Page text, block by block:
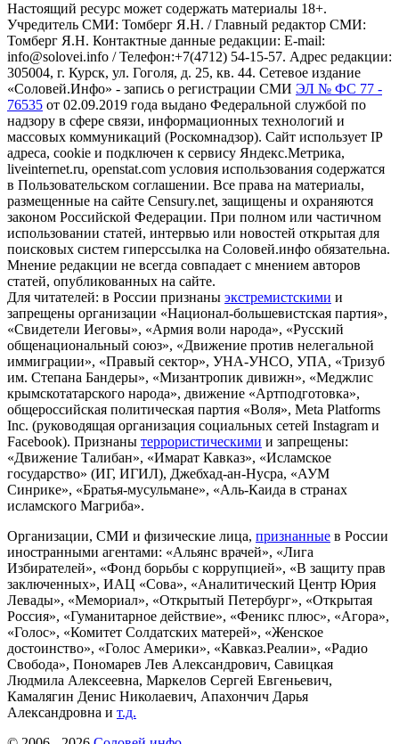
Настоящий ресурс может содержать материалы 18+.
Учредитель СМИ: Томберг Я.Н. / Главный редактор СМИ:
Томберг Я.Н. Контактные данные редакции: E-mail:
info@solovei.info / Телефон:+7(4712) 54-15-57. Адрес редакции:
305004, г. Курск, ул. Гоголя, д. 25, кв. 44. Сетевое издание
«Соловей.Инфо» - запись о регистрации СМИ ЭЛ № ФС 77 -
76535 от 02.09.2019 года выдано Федеральной службой по
надзору в сфере связи, информационных технологий и
массовых коммуникаций (Роскомнадзор). Сайт использует IP
адреса, cookie и подключен к сервису Яндекс.Метрика,
liveinternet.ru, openstat.com условия использования содержатся
в Пользовательском соглашении. Все права на материалы,
размещенные на сайте Censury.net, защищены и охраняются
законом Российской Федерации. При полном или частичном
использовании статей, интервью или новостей открытая для
поисковых систем гиперссылка на Соловей.инфо обязательна.
Мнение редакции не всегда совпадает с мнением авторов
статей, опубликованных на сайте.
Для читателей: в России признаны экстремистскими и
запрещены организации «Национал-большевистская партия»,
«Свидетели Иеговы», «Армия воли народа», «Русский
общенациональный союз», «Движение против нелегальной
иммиграции», «Правый сектор», УНА-УНСО, УПА, «Тризуб
им. Степана Бандеры», «Мизантропик дивижн», «Меджлис
крымскотатарского народа», движение «Артподготовка»,
общероссийская политическая партия «Воля», Meta Platforms
Inc. (руководящая организация социальных сетей Instagram и
Facebook). Признаны террористическими и запрещены:
«Движение Талибан», «Имарат Кавказ», «Исламское
государство» (ИГ, ИГИЛ), Джебхад-ан-Нусра, «АУМ
Синрике», «Братья-мусульмане», «Аль-Каида в странах
исламского Магриба».
Организации, СМИ и физические лица, признанные в России
иностранными агентами: «Альянс врачей», «Лига
Избирателей», «Фонд борьбы с коррупцией», «В защиту прав
заключенных», ИАЦ «Сова», «Аналитический Центр Юрия
Левады», «Мемориал», «Открытый Петербург», «Открытая
Россия», «Гуманитарное действие», «Феникс плюс», «Агора»,
«Голос», «Комитет Солдатских матерей», «Женское
достоинство», «Голос Америки», «Кавказ.Реалии», «Радио
Свобода», Пономарев Лев Александрович, Савицкая
Людмила Алексеевна, Маркелов Сергей Евгеньевич,
Камалягин Денис Николаевич, Апахончич Дарья
Александровна и т.д.